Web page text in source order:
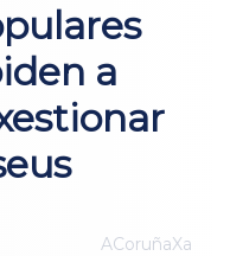
a
ACoruñaXa